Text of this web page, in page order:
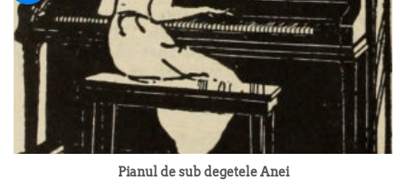
Pianul de sub degetele Anei